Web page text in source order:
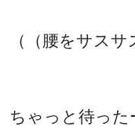
（（腰をサスサ
ちゃっと待った